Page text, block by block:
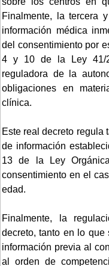
Finalmente, la tercera
información médica
del consentimiento por
4 y 10 de la Ley 41/
reguladora de la
obligaciones en
clínica.
Este real decreto regula
de información
13 de la Ley
consentimiento en el
edad.
Finalmente, la
decreto, tanto en lo
información previa al
al orden de